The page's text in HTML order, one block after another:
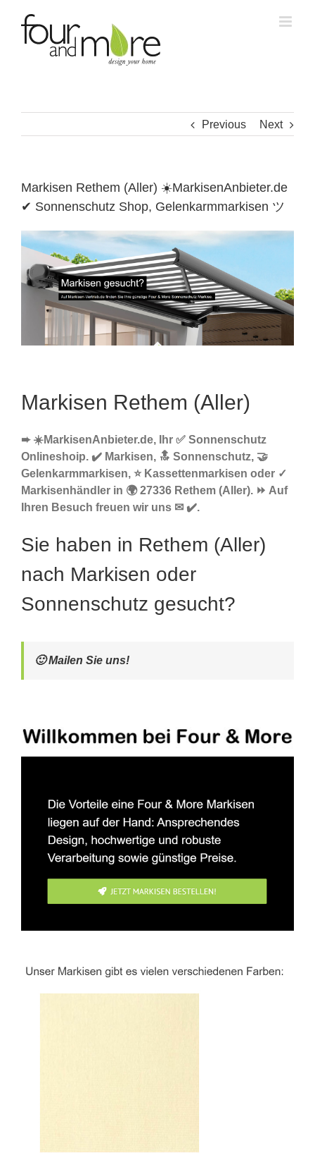
content
Previous Next
Markisen Rethem (Aller) ☀️MarkisenAnbieter.de
✔ Sonnenschutz Shop, Gelenkarmmarkisen ツ
Markisen Rethem (Aller)
➨ ☀️MarkisenAnbieter.de, Ihr ✅ Sonnenschutz
Onlineshoip. ✔️ Markisen, 🔝 Sonnenschutz, 🤝
Gelenkarmmarkisen, ⭐ Kassettenmarkisen oder ✓
Markisenhändler in 🌍 27336 Rethem (Aller). ⏩ Auf
Ihren Besuch freuen wir uns ✉ ✔️.
Sie haben in Rethem (Aller)
nach Markisen oder
Sonnenschutz gesucht?
🙂 Mailen Sie uns!